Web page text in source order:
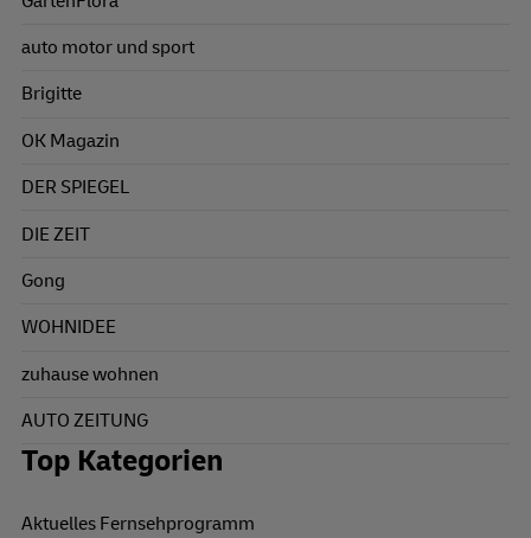
auto motor und sport
Brigitte
OK Magazin
DER SPIEGEL
DIE ZEIT
Gong
WOHNIDEE
zuhause wohnen
AUTO ZEITUNG
Top Kategorien
Aktuelles Fernsehprogramm